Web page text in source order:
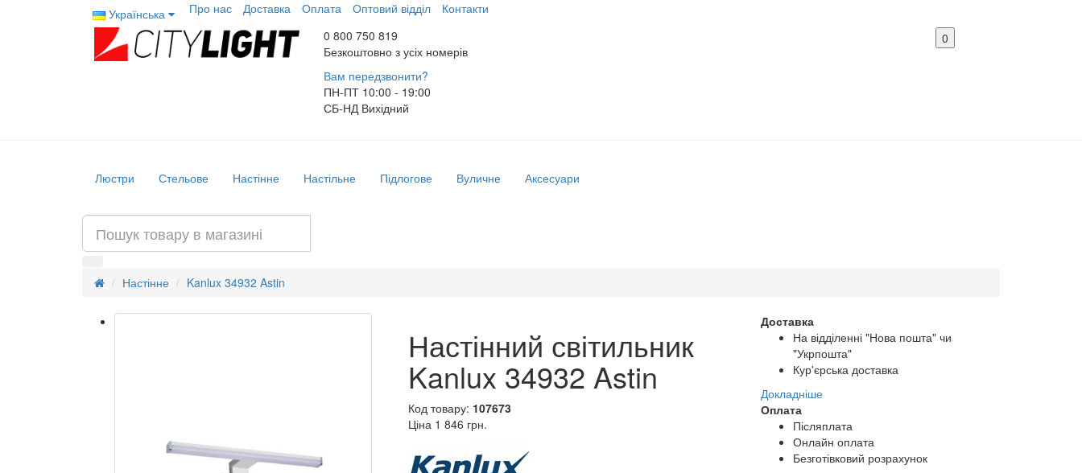
Українська Про нас Доставка Оплата Оптовий відділ
Контакти
0 800 750 819
Безкоштовно з усіх номерів
Вам передзвонити?
ПН-ПТ 10:00 - 19:00
СБ-НДВихідний
0
Люстри Стельове Настінне Настільне Підлогове Вуличне Аксесуари
Настінне Kanlux 34932 Astin
Настінний світильник
Kanlux 34932 Astin
Код товару: 107673
Ціна 1 846 грн.
Доставка
На відділенні "Нова пошта" чи
"Укрпошта"
Кур'єрська доставка
Докладніше
Оплата
Післяплата
Онлайн оплата
Безготівковий розрахунок